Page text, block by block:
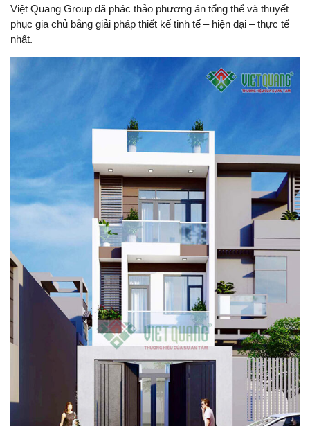
Việt Quang Group đã phác thảo phương án tổng thể và thuyết
phục gia chủ bằng giải pháp thiết kế tinh tế – hiện đại – thực tế
nhất.